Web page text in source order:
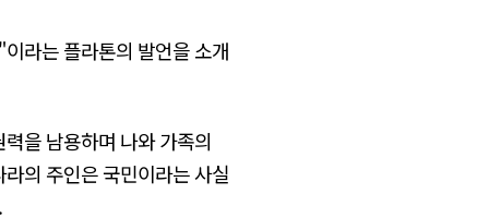
라는 플라톤의 발언을 소개
을 남용하며 나와 가족의
의 주인은 국민이라는 사실